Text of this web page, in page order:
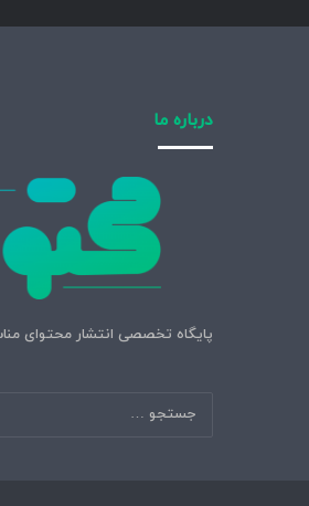
درباره ما
پایگاه تخصصی انتشار محتوای